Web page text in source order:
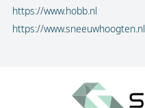
https://www.hobb.nl
https://www.sneeuwhoogten.nl